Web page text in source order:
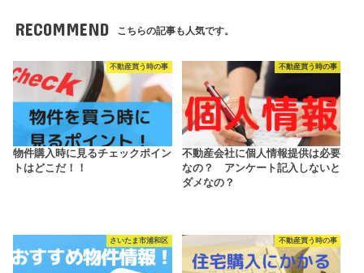
RECOMMEND こちらの記事も人気です。
不動産買う時の事
物件購入時に見るチェックポイン
トはどこだ！！
不動産買う時の事
不動産会社に個人情報提供は必要
なの？ アンケート記入しないと
ダメなの？
さいたま市浦和区 不動産買う時の事